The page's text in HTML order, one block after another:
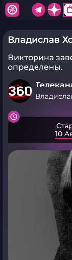
Владислав
Викторина
определены.
10